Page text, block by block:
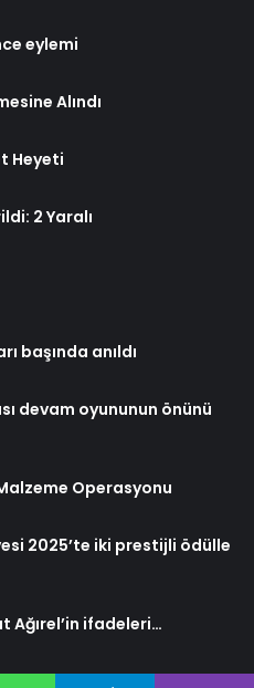
eylemi
Alındı
Heyeti
2 Yaralı
başında anıldı
devam oyununun önünü
Operasyonu
2025’te iki prestijli ödülle
Ağırel’in ifadeleri…